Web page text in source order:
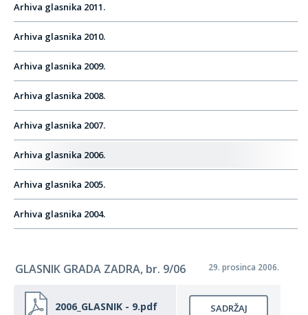
Arhiva glasnika 2011.
Arhiva glasnika 2010.
Arhiva glasnika 2009.
Arhiva glasnika 2008.
Arhiva glasnika 2007.
Arhiva glasnika 2006.
Arhiva glasnika 2005.
Arhiva glasnika 2004.
GLASNIK GRADA ZADRA, br. 9/06 29. prosinca 2006.
2006_GLASNIK - 9.pdf SADRŽAJ